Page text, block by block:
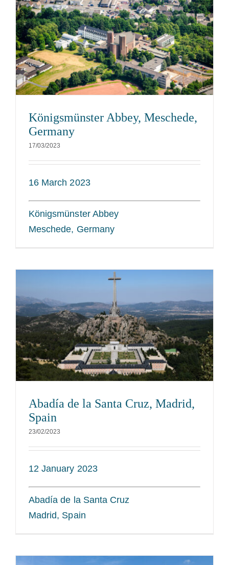
Königsmünster Abbey, Meschede,
Germany
17/03/2023
16 March 2023
Königsmünster Abbey
Meschede, Germany
Abadía de la Santa Cruz, Madrid,
Spain
23/02/2023
12 January 2023
Abadía de la Santa Cruz
Madrid, Spain